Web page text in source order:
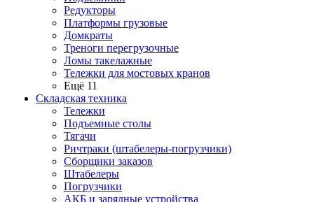
Редукторы
Платформы грузовые
Домкраты
Треноги перегрузочные
Ломы такелажные
Тележки для мостовых кранов
Ещё 11
Складская техника
Тележки
Подъемные столы
Тягачи
Ричтраки (штабелеры-погрузчики)
Сборщики заказов
Штабелеры
Погрузчики
АКБ и зарядные устройства